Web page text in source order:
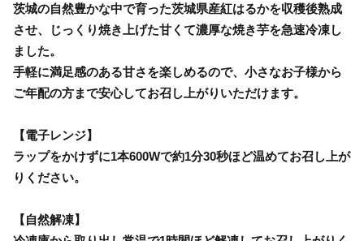
茨城の自然豊かな中で育った茨城県産紅はるかを収穫後熟成
させ、じっくり焼き上げた甘くて濃厚な焼き芋を急速冷凍し
ました。
手軽に満足感のある甘さを楽しめるので、小さなお子様から
ご年配の方まで安心してお召し上がりいただけます。
【電子レンジ】
ラップをかけずに1本600Wで約1分30秒ほど温めてお召し上が
りください。
【自然解凍】